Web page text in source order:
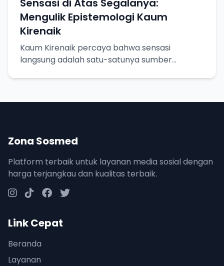
Sensasi di Atas Segalanya:
Mengulik Epistemologi Kaum
Kirenaik
Kaum Kirenaik percaya bahwa sensasi
langsung adalah satu-satunya sumber
Zona Sosmed
Platform terbaik untuk layanan media sosial dengan
harga terjangkau dan kualitas terbaik.
Link Cepat
Beranda
Layanan